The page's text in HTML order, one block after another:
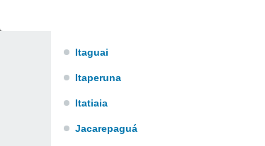
Itaguai
Itaperuna
Itatiaia
Jacarepaguá